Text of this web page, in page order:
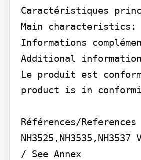
Caractéristiques
Main characteristics:
Informations
Additional
Le produit est
product is in
Références/References
/ See Annex